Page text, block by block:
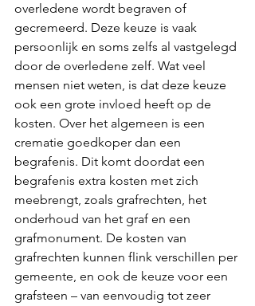
overledene wordt begraven of
gecremeerd. Deze keuze is vaak
persoonlijk en soms zelfs al vastgelegd
door de overledene zelf. Wat veel
mensen niet weten, is dat deze keuze
ook een grote invloed heeft op de
kosten. Over het algemeen is een
crematie goedkoper dan een
begrafenis. Dit komt doordat een
begrafenis extra kosten met zich
meebrengt, zoals grafrechten, het
onderhoud van het graf en een
grafmonument. De kosten van
grafrechten kunnen flink verschillen per
gemeente, en ook de keuze voor een
grafsteen – van eenvoudig tot zeer